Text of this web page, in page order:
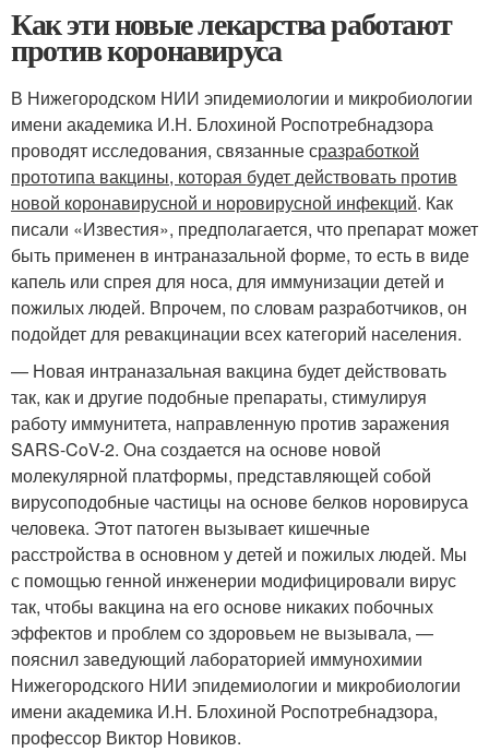
Как эти новые лекарства работают
против коронавируса
В Нижегородском НИИ эпидемиологии и микробиологии
имени академика И.Н. Блохиной Роспотребнадзора
проводят исследования, связанные сразработкой
прототипа вакцины, которая будет действовать против
новой коронавирусной и норовирусной инфекций. Как
писали «Известия», предполагается, что препарат может
быть применен в интраназальной форме, то есть в виде
капель или спрея для носа, для иммунизации детей и
пожилых людей. Впрочем, по словам разработчиков, он
подойдет для ревакцинации всех категорий населения.
— Новая интраназальная вакцина будет действовать
так, как и другие подобные препараты, стимулируя
работу иммунитета, направленную против заражения
SARS-CoV-2. Она создается на основе новой
молекулярной платформы, представляющей собой
вирусоподобные частицы на основе белков норовируса
человека. Этот патоген вызывает кишечные
расстройства в основном у детей и пожилых людей. Мы
с помощью генной инженерии модифицировали вирус
так, чтобы вакцина на его основе никаких побочных
эффектов и проблем со здоровьем не вызывала, —
пояснил заведующий лабораторией иммунохимии
Нижегородского НИИ эпидемиологии и микробиологии
имени академика И.Н. Блохиной Роспотребнадзора,
профессор Виктор Новиков.